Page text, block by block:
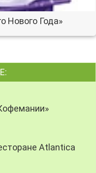
Нового Года»
Atlantica